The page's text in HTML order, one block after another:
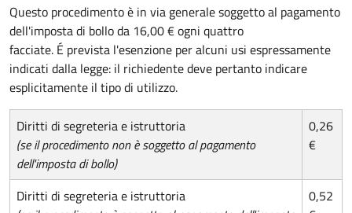
Questo procedimento è in via generale soggetto al pagamento
dell'imposta di bollo da 16,00 € ogni quattro
facciate. É prevista l'esenzione per alcuni usi espressamente
indicati dalla legge: il richiedente deve pertanto indicare
esplicitamente il tipo di utilizzo.
Diritti di segreteria e istruttoria
(se il procedimento non è soggetto al pagamento
dell'imposta di bollo)
0,26
€
Diritti di segreteria e istruttoria
0,52